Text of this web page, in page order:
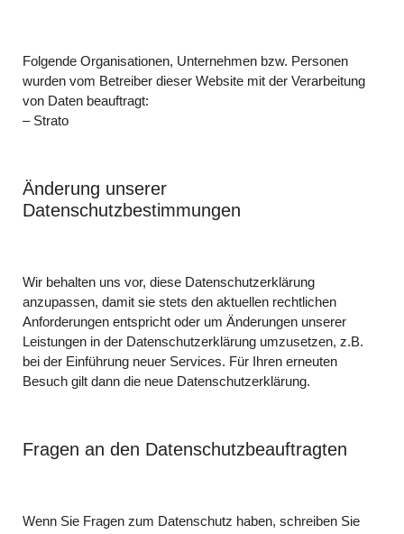
Folgende Organisationen, Unternehmen bzw. Personen
wurden vom Betreiber dieser Website mit der Verarbeitung
von Daten beauftragt:
– Strato
Änderung unserer
Datenschutzbestimmungen
Wir behalten uns vor, diese Datenschutzerklärung
anzupassen, damit sie stets den aktuellen rechtlichen
Anforderungen entspricht oder um Änderungen unserer
Leistungen in der Datenschutzerklärung umzusetzen, z.B.
bei der Einführung neuer Services. Für Ihren erneuten
Besuch gilt dann die neue Datenschutzerklärung.
Fragen an den Datenschutzbeauftragten
Wenn Sie Fragen zum Datenschutz haben, schreiben Sie